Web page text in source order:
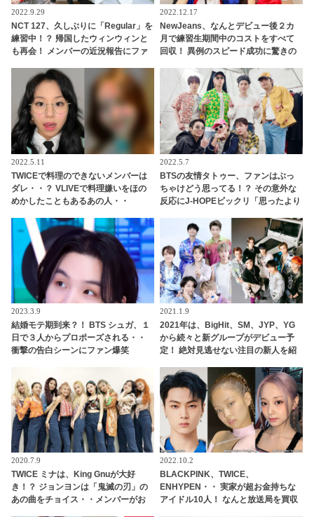
2022.9.29
NCT 127、久しぶりに「Regular」を
練習中！？ 帰国したウィンウィンと
も再会！ メンバーの近況報告にファ
2022.12.17
NewJeans、なんとデビュー後２カ
月で練習生期間中のコストをすべて
回収！ 異例のスピード成功に驚きの
バーたちのお金の使い道は・・？
2022.5.11
TWICEで料理のできないメンバーは
ダレ・・？ VLIVEで料理嫌いをほの
めかしたこともあるあの人・・
爆笑
2022.5.7
BTSの友情タトゥー、ファンはぶっ
ちゃけどう思ってる！？ その意外な
反応にJ-HOPEビックリ「思ったより
盛り上がるメンバーたちの正直な本
音に期待の声続々
2023.3.9
結婚モテ期到来？！ BTS シュガ、１
日で３人からプロポーズされる・・
衝撃の告白シーンにファン爆笑
2021.1.9
2021年は、BigHit、SM、JYP、YG
から続々と新グループがデビュー予
定！ 絶対見逃せない注目の新人を紹
2020.7.9
TWICE ミナは、King Gnuが大好
き！？ ジョンヨンは「鬼滅の刃」の
あの曲をチョイス・・メンバーがお
2022.10.2
BLACKPINK、TWICE、
ENHYPEN・・ 実家が超お金持ちな
アイドル10人！ なんと放送局を買収